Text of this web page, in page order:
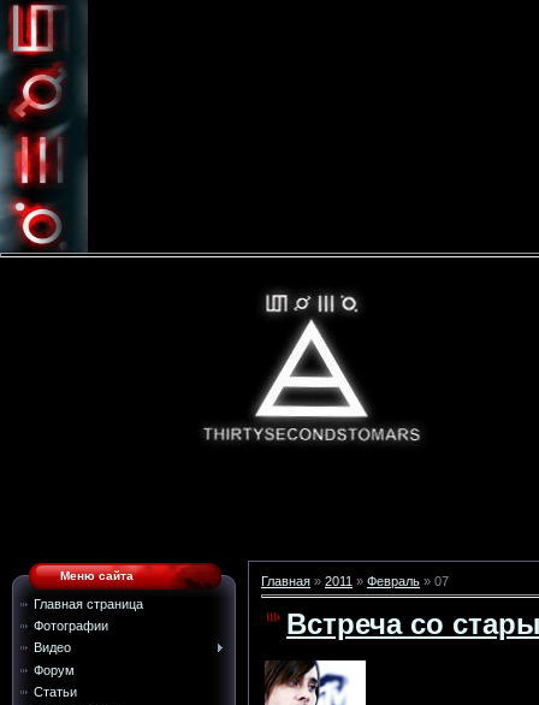
Меню сайта
Главная страница
Фотографии
Видео
Форум
Статьи
Главная » 2011 » Февраль » 07
Встреча со